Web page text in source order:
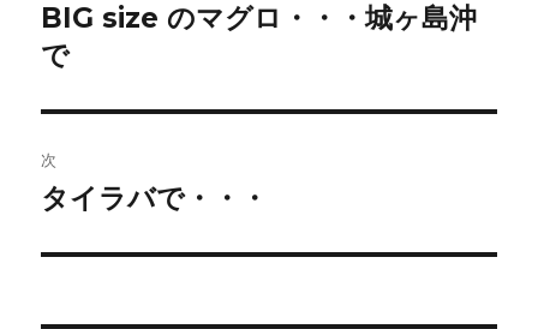
稿
ナ
ビ
ゲ
ー
シ
前
の
稿:
BIG size のマグロ・・・城ヶ島沖
で
次
次
投
タイラバで・・・